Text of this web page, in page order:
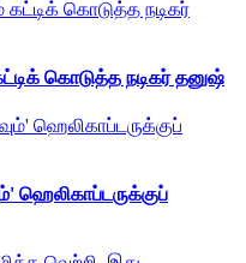
கொடுத்த நடிகர் தனுஷ்
ஹெலிகாப்டருக்குப்